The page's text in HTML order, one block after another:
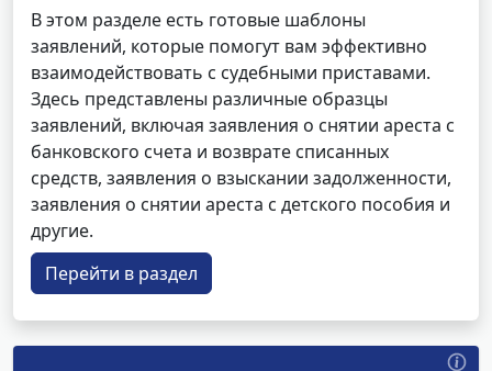
В этом разделе есть готовые шаблоны
заявлений, которые помогут вам эффективно
взаимодействовать с судебными приставами.
Здесь представлены различные образцы
заявлений, включая заявления о снятии ареста с
банковского счета и возврате списанных
средств, заявления о взыскании задолженности,
заявления о снятии ареста с детского пособия и
другие.
Перейти в раздел